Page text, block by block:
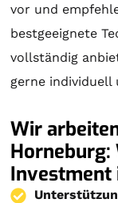
vor und
bestgeeignete
vollständig
gerne individuell
Wir
Horneburg:
Investment